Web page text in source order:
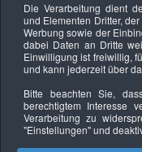
Keine Termine
Datenschutzerklärung
Copyright © 2026.
Die Verarbeitung dient
und Elementen Dritter,
Werbung sowie der
dabei Daten an Dritte
Einwilligung ist freiwillig,
und kann jederzeit über
Bitte beachten Sie,
berechtigtem Interesse
Verarbeitung zu
"Einstellungen"und